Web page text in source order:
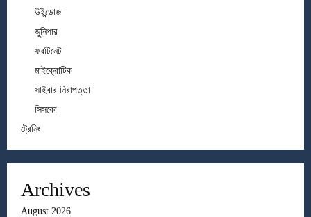
উইন্ডোজ
জুনিপার
ফরটিনেট
মাইক্রোটিক
সাইবার নিরাপত্তা
সিসকো
ট্রেনিং
Archives
August 2026